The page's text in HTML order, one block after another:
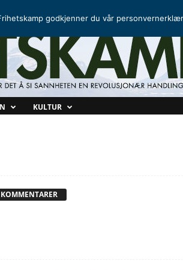
KULTUR
godkjenner du vår